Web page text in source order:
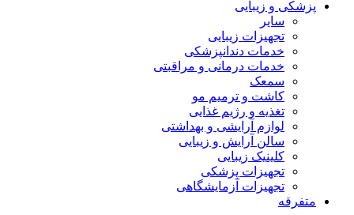
پزشکی و زیبایی
سایر
تجهیزات زیبایی
خدمات دندانپزشکی
خدمات درمانی و مراقبتی
سمعک
کاشت و ترمیم مو
تغذیه و رژیم غذایی
لوازم آرایشی و بهداشتی
سالن آرایش و زیبایی
کلینیک زیبایی
تجهیزات پزشکی
تجهیزات آزمایشگاهی
متفرقه